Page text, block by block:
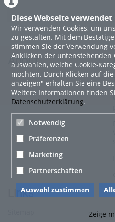
Diese Webseite verwendet
Wir verwenden Cookies, um
zu gestalten. Mit dem
stimmen Sie der Verwendung
Anklicken der untenstehenden
auswählen, welche Cookie-
möchten. Durch Klicken auf
anzeigen" erhalten Sie eine
Weitere Informationen finden
Datenschutzerklärung.
Notwendig
Präferenzen
Marketing
Partnerschaften
Auswahl zustimmen
Zeige
27. März 2019
Wild West Saloon - Sport &
weiteren Freizeitattraktion beim
IMAGO
1. Februar 2019
Ferienvergünstigungen am 24.
kann schulfrei sein
IMAGO
About
Links